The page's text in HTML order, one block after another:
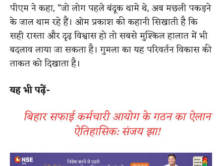
पीएम ने कहा, “जो लोग पहले बंदूक थामे थे, अब मछली पकड़ने
के जाल थाम रहे हैं। ओम प्रकाश की कहानी सिखाती है कि
सही रास्ता और दृढ़ विश्वास हो तो सबसे मुश्किल हालात में भी
बदलाव लाया जा सकता है। गुमला का यह परिवर्तन विकास की
ताकत को दिखाता है।
​यह भी पढ़ें-
बिहार सफाई कर्मचारी आयोग के गठन का ऐलान
ऐतिहासिक: संजय झा​!